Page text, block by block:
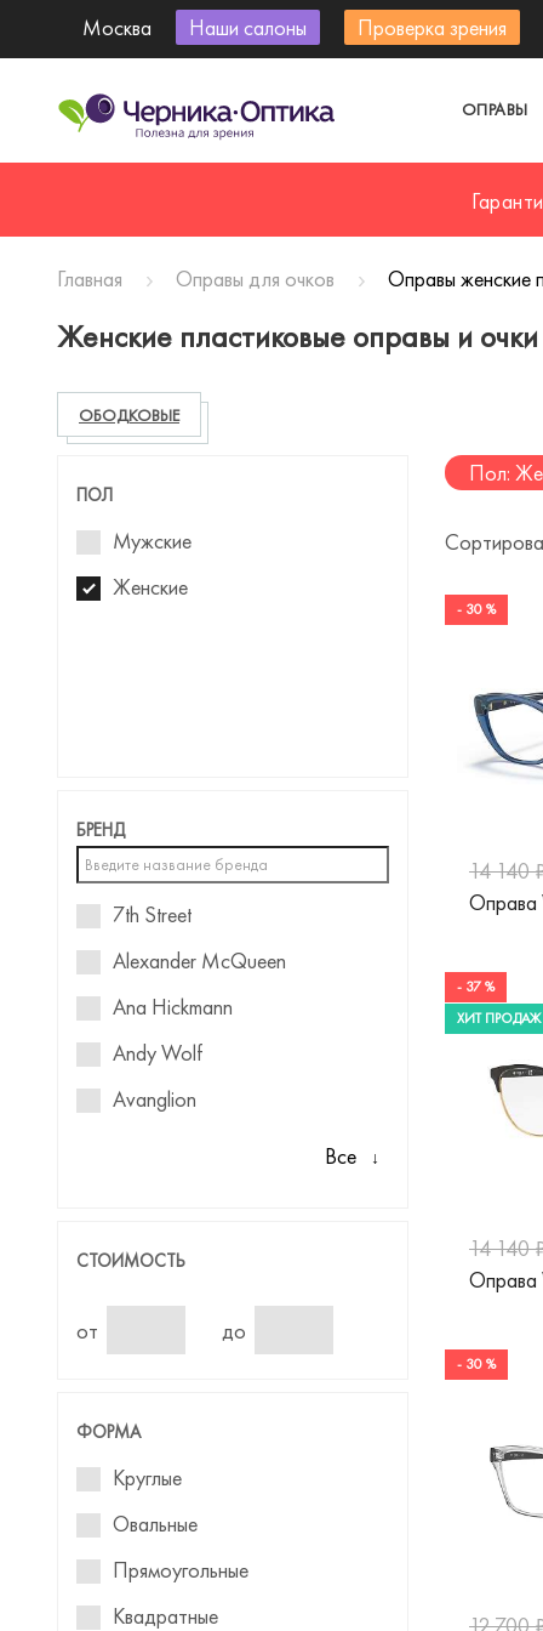
Москва Наши салоны Проверка зрения
ОПРАВЫ
Главная Оправы для очков Оправы женские
Женские пластиковые оправы и
ОБОДКОВЫЕ
ПОЛ
Мужские
Женские
БРЕНД
7th Street
Alexander McQueen
Ana Hickmann
Andy Wolf
Avanglion
Blumarine
Baldinini
BMW
Boss
Boss Orange
Все
СТОИМОСТЬ
от до
ФОРМА
Круглые
Овальные
Прямоугольные
Квадратные
Пол:
- 30 %
14 140
Оправа
- 37 %
ХИТ ПРОДАЖ
14 140
Оправа
- 30 %